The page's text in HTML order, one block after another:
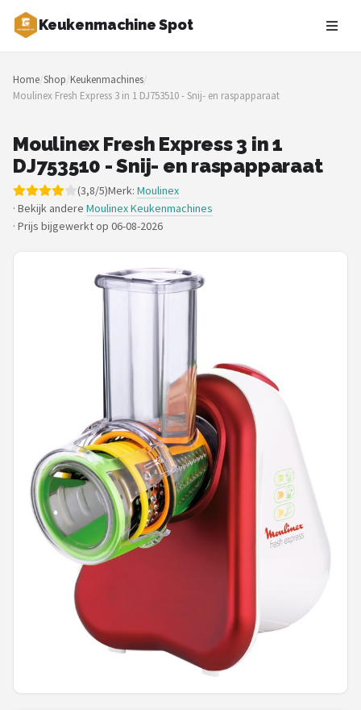
Keukenmachine Spot
Zoeken
NAVIGATIE
Merken
Blog
MasterChef
Restaurants
Keukenmachines
Staafmixers
POPULAIRE MERKEN
Kenwood
Moulinex
KitchenAid
Magimix
Home/Shop/Keukenmachines/
Moulinex Fresh Express 3 in 1 DJ753510 - Snij- en raspapparaat
Moulinex Fresh Express 3 in 1
DJ753510 - Snij- en raspapparaat
(3,8/5)Merk: Moulinex
· Bekijk andere Moulinex Keukenmachines
· Prijs bijgewerkt op 06-08-2026